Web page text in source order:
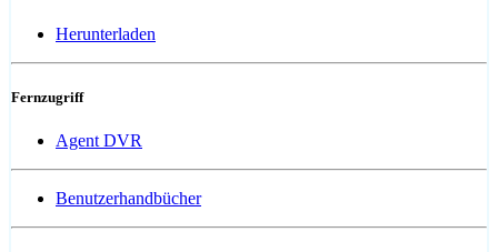
Herunterladen
Fernzugriff
Agent DVR
Benutzerhandbücher